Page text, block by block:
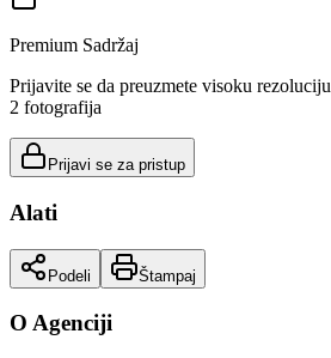
Premium Sadržaj
Prijavite se da preuzmete visoku rezoluciju
2 fotografija
Prijavi se za pristup
Alati
Podeli Štampaj
O Agenciji